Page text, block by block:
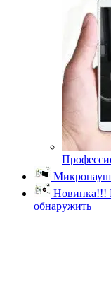
Новинка!!!
обнаружить